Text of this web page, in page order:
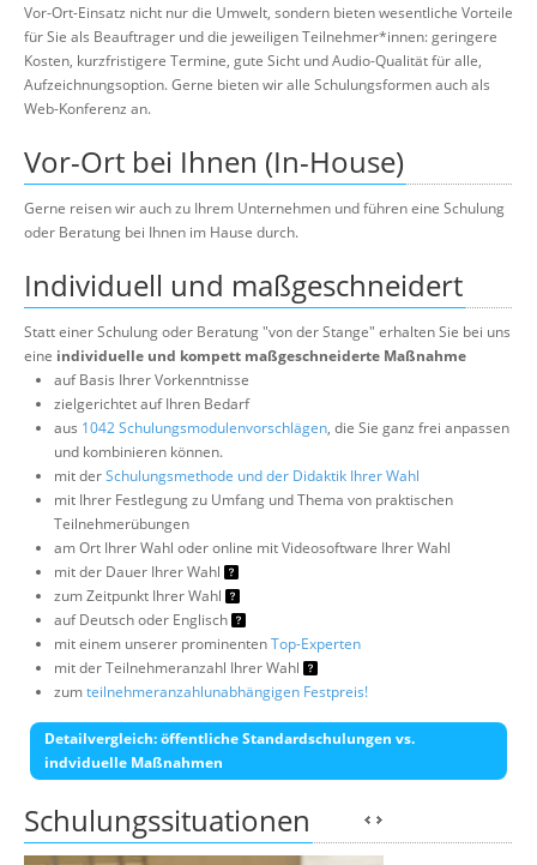
Vor-Ort-Einsatz nicht nur die Umwelt, sondern bieten wesentliche Vorteile
für Sie als Beauftrager und die jeweiligen Teilnehmer*innen: geringere
Kosten, kurzfristigere Termine, gute Sicht und Audio-Qualität für alle,
Aufzeichnungsoption. Gerne bieten wir alle Schulungsformen auch als
Web-Konferenz an.
Vor-Ort bei Ihnen (In-House)
Gerne reisen wir auch zu Ihrem Unternehmen und führen eine Schulung
oder Beratung bei Ihnen im Hause durch.
Individuell und maßgeschneidert
Statt einer Schulung oder Beratung "von der Stange" erhalten Sie bei uns
eine individuelle und kompett maßgeschneiderte Maßnahme
auf Basis Ihrer Vorkenntnisse
zielgerichtet auf Ihren Bedarf
aus 1042 Schulungsmodulenvorschlägen, die Sie ganz frei anpassen
und kombinieren können.
mit derSchulungsmethode und der Didaktik Ihrer Wahl
mit Ihrer Festlegung zu Umfang und Thema von praktischen
Teilnehmerübungen
am Ort Ihrer Wahl oder online mit Videosoftware Ihrer Wahl
mit der Dauer Ihrer Wahl
zum Zeitpunkt Ihrer Wahl
auf Deutsch oder Englisch
mit einem unserer prominentenTop-Experten
mit der Teilnehmeranzahl Ihrer Wahl
zumteilnehmeranzahlunabhängigen Festpreis!
Detailvergleich: öffentliche Standardschulungen vs.
indviduelle Maßnahmen
Schulungssituationen